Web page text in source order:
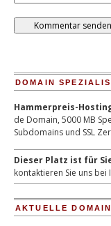
DOMAIN
Hammerpreis-
de Domain, 5000 MB
Subdomains und SSL
Dieser Platz ist für
kontaktieren Sie uns bei
AKTUELLE